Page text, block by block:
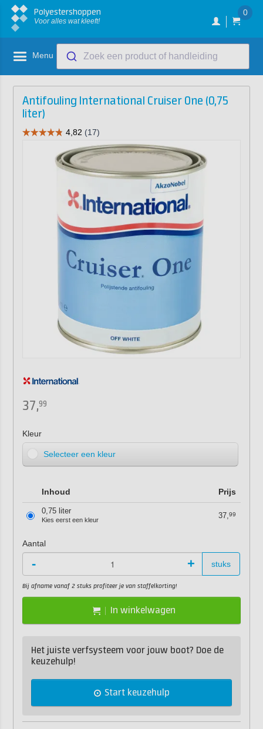
Polyestershoppen
Voor alles wat kleeft!
0
Menu Zoek een product of handleiding
Antifouling International Cruiser One (0,75
liter)
37,99
Kleur
Selecteer een kleur
Inhoud Prijs
0,75 liter
Kies eerst een kleur 37,99
Aantal
- + stuks
Bij afname vanaf 2 stuks profiteer je van staffelkorting!
In winkelwagen
Het juiste verfsysteem voor jouw boot? Doe de
keuzehulp!
Start keuzehulp